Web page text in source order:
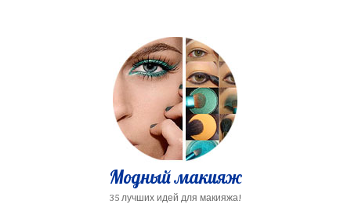
Модный макияж
35 лучших идей для макияжа!